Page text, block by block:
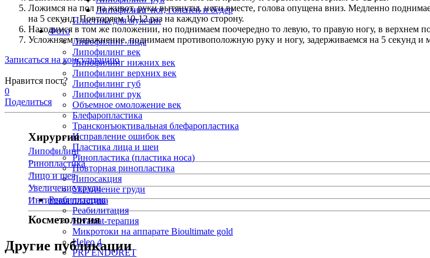
Липофилинг ног, голеней и бедер
Пластика для мужчин
Фото
Липофилинг лица
Липофилинг век
Липофилинг нижних век
Липофилинг верхних век
Липофилинг губ
Липофилинг рук
Объемное омоложение век
Блефаропластика
Трансконъюктивальная блефаропластика
Исправление ошибок век
Пластика лица и шеи
Ринопластика (пластика носа)
Повторная ринопластика
Липосакция
Увеличение груди
Реабилитация
Реабилитация
Hivamat-терапия
Микротоки на аппарате Bioultimate gold
Heleo 4
PRP ENDORET
Ложимся на пол на живот, руки вытянуты, ноги вместе, голова опущена вниз. Медленно
на 5 секунд. Повторяем 10-12 раз на каждую сторону.
Находимся в том же положении, но поднимаем поочередно то левую, то правую ногу, в верхнем
Усложняем упражнение, поднимаем противоположную руку и ногу, задерживаемся на 5 секунд и
Записаться на консультацию
Нравится пост?
0
Поделиться
Хирургия
Липофилинг
Ринопластика
Лицо и шея
Увеличение груди
Интимная пластика
Косметология
Другие публикации